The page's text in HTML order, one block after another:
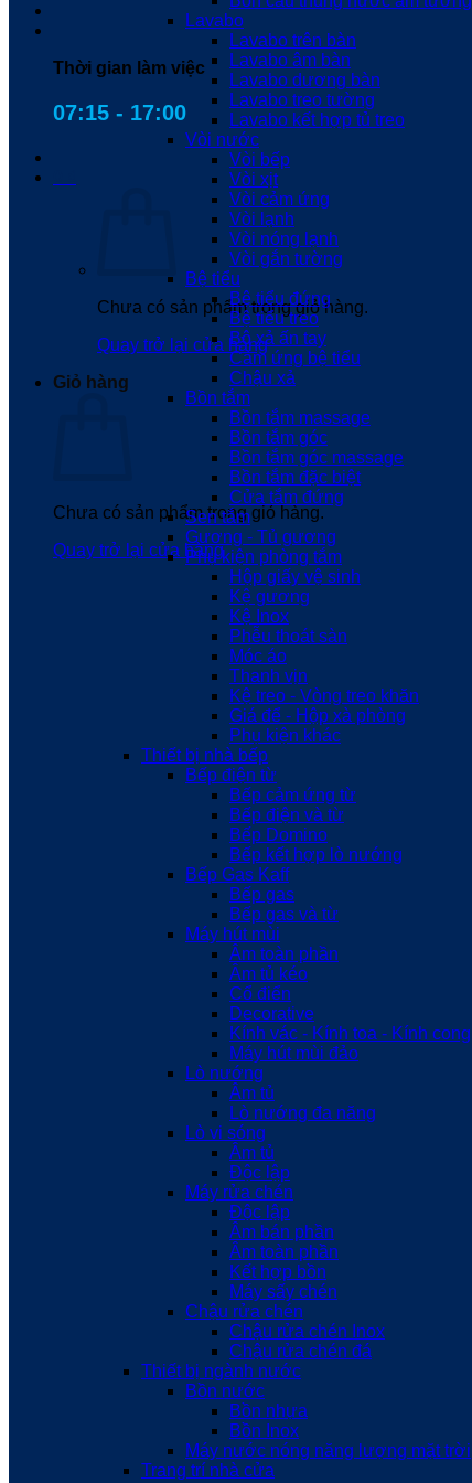
Thời gian làm việc
07:15 - 17:00
Chưa có sản phẩm trong giỏ hàng.
Quay trở lại cửa hàng
Giỏ hàng
Chưa có sản phẩm trong giỏ hàng.
Quay trở lại cửa hàng
Lavabo
Lavabo trên bàn
Lavabo âm bàn
Lavabo dương bàn
Lavabo treo tường
Lavabo kết hợp tủ treo
Vòi nước
Vòi bếp
Vòi xịt
Vòi cảm ứng
Vòi lạnh
Vòi nóng lạnh
Vòi gắn tường
Bệ tiểu
Bệ tiểu đứng
Bệ tiểu treo
Bộ xả ấn tay
Cảm ứng bệ tiểu
Chậu xả
Bồn tắm
Bồn tắm massage
Bồn tắm góc
Bồn tắm góc massage
Bồn tắm đặc biệt
Cửa tắm đứng
Sen tắm
Gương - Tủ gương
Phụ kiện phòng tắm
Hộp giấy vệ sinh
Kệ gương
Kệ Inox
Phễu thoát sàn
Móc áo
Thanh vịn
Kệ treo - Vòng treo khăn
Giá để - Hộp xà phòng
Phụ kiện khác
Thiết bị nhà bếp
Bếp điện từ
Bếp cảm ứng từ
Bếp điện và từ
Bếp Domino
Bếp kết hợp lò nướng
Bếp Gas Kaff
Bếp gas
Bếp gas và từ
Máy hút mùi
Âm toàn phần
Âm tủ kéo
Cổ điển
Decorative
Kính vác - Kính toa - Kính cong
Máy hút mùi đảo
Lò nướng
Âm tủ
Lò nướng đa năng
Lò vi sóng
Âm tủ
Độc lập
Máy rửa chén
Độc lập
Âm bán phần
Âm toàn phần
Kết hợp bồn
Máy sấy chén
Chậu rửa chén
Chậu rửa chén Inox
Chậu rửa chén đá
Thiết bị ngành nước
Bồn nước
Bồn nhựa
Bồn Inox
Máy nước nóng năng lượng mặt trời
Trang trí nhà cửa